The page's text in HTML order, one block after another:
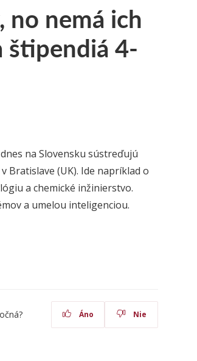
no nemá ich
štipendiá 4-
na Slovensku sústreďujú
Bratislave (UK). Ide napríklad o
a chemické inžinierstvo.
a umelou inteligenciou.
Áno Nie